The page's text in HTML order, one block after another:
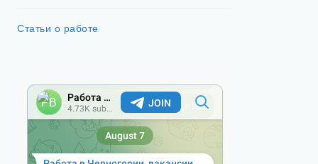
Статьи о работе